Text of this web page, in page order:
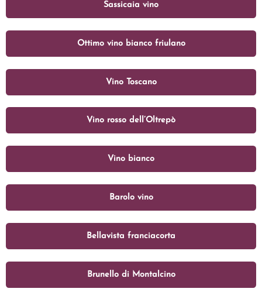
Sassicaia vino
Ottimo vino bianco friulano
Vino Toscano
Vino rosso dell’Oltrepò
Vino bianco
Barolo vino
Bellavista franciacorta
Brunello di Montalcino